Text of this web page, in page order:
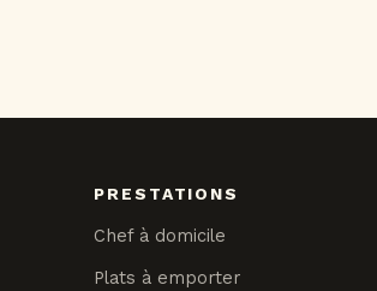
PRESTATIONS
Chef à domicile
Plats à emporter